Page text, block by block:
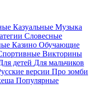
Казуальные Музыка
Словесные
Казино Обучающие
Викторины
детей Для мальчиков
версии Про зомби
Популярные